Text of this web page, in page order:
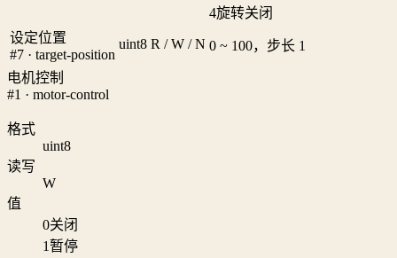
4旋转关闭
设定位置
#7 · target-position
uint8 R / W / N 0 ~ 100，步长 1
电机控制
#1 · motor-control
格式
uint8
读写
W
值
0关闭
1 暂停